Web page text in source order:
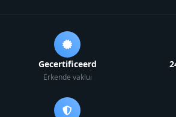
Gecertificeerd
Erkende vaklui